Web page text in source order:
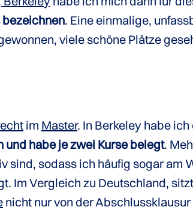
bezeichnen. Eine einmalige,
viele schöne Plätze
im Master. In Berkeley habe
habe je zwei Kurse belegt.
sind, sodass ich häufig sogar am
Im Vergleich zu Deutschland,
nicht nur von der